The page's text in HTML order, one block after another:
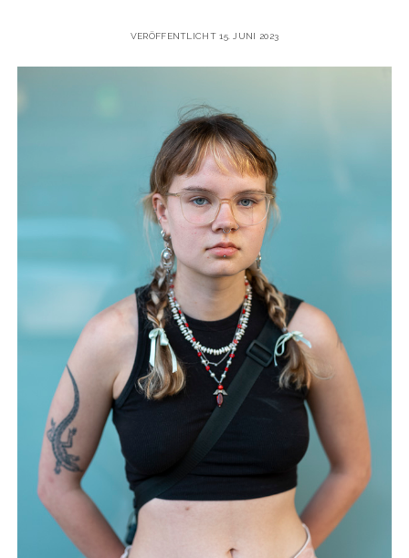
VERÖFFENTLICHT 15. JUNI 2023